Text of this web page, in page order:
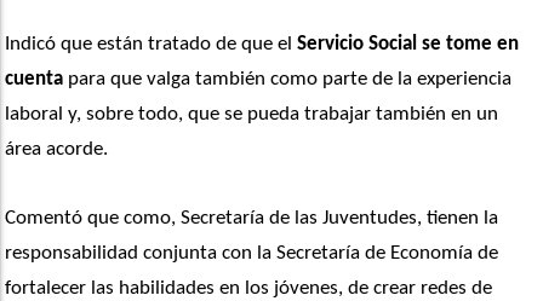
Indicó que están tratado de que el Servicio Social se tome en
cuenta para que valga también como parte de la experiencia
laboral y, sobre todo, que se pueda trabajar también en un
área acorde.
Comentó que como, Secretaría de las Juventudes, tienen la
responsabilidad conjunta con la Secretaría de Economía de
fortalecer las habilidades en los jóvenes, de crear redes de